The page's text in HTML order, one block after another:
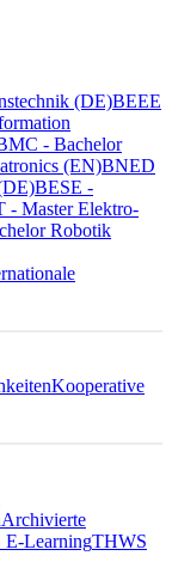
(DE)BEEE
- Bachelor
(EN)BNED
BESE -
- Master Elektro-
Robotik
Kooperative
Archivierte
LearningTHWS